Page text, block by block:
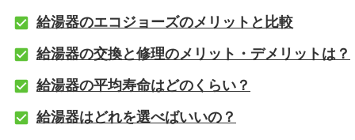
給湯器のエコジョーズのメリットと比較
給湯器の交換と修理のメリット・デメリットは？
給湯器の平均寿命はどのくらい？
給湯器はどれを選べばいいの？